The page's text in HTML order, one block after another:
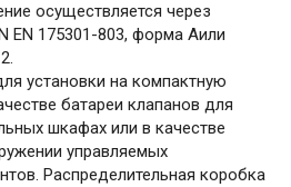
осуществляется через
EN 175301-803, форма Aили
установки на компактную
батареи клапанов для
шкафах или в качестве
управляемых
Распределительная коробка